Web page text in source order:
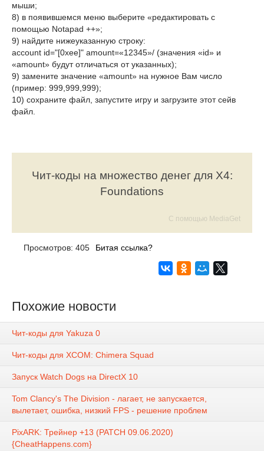
мыши;
8) в появившемся меню выберите «редактировать с
помощью Notapad ++»;
9) найдите нижеуказанную строку:
account id="[0xee]" amount=«12345»/ (значения «id» и
«amount» будут отличаться от указанных);
9) замените значение «amount» на нужное Вам число
(пример: 999,999,999);
10) сохраните файл, запустите игру и загрузите этот сейв
файл.
Чит-коды на множество денег для X4:
Foundations
С помощью MediaGet
Просмотров: 405 Битая ссылка?
Похожие новости
Чит-коды для Yakuza 0
Чит-коды для XCOM: Chimera Squad
Запуск Watch Dogs на DirectX 10
Tom Clancy's The Division - лагает, не запускается,
вылетает, ошибка, низкий FPS - решение проблем
PixARK: Трейнер +13 (PATCH 09.06.2020)
{CheatHappens.com}